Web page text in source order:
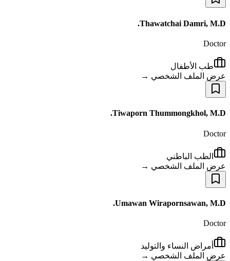
Thawatchai Damri, M.D.
Doctor
طب الأطفال
عرض الملف الشخصي →
Tiwaporn Thummongkhol, M.D.
Doctor
الطب الباطني
عرض الملف الشخصي →
Umawan Wirapornsawan, M.D.
Doctor
أمراض النساء والتوليد
عرض الملف الشخصي →